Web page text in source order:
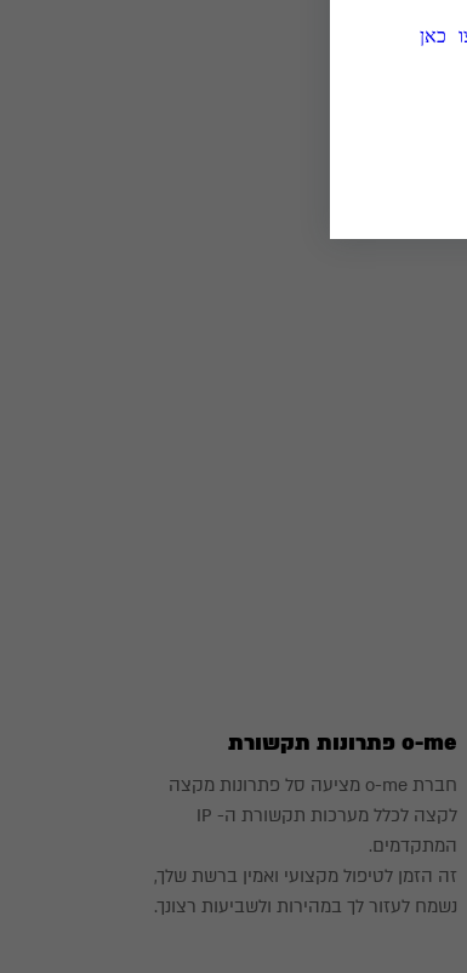
על כך!
o-me פתרונות תקשורת
חברת o-me מציעה סל פתרונות מקצה
לקצה לכלל מערכות תקשורת ה- IP
המתקדמים.
זה הזמן לטיפול מקצועי ואמין ברשת שלך,
נשמח לעזור לך במהירות ולשביעות רצונך.
כאן